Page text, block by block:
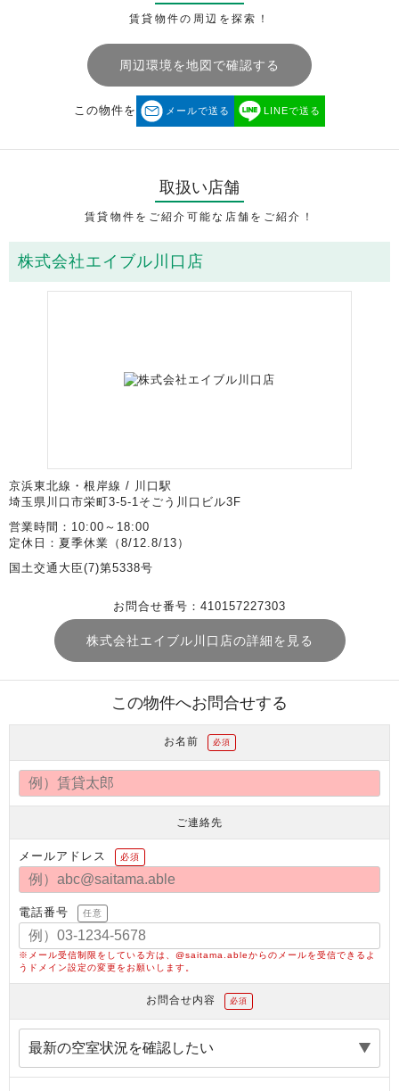
賃貸物件の周辺を探索！
周辺環境を地図で確認する
この物件を メールで送る LINEで送る
取扱い店舗
賃貸物件をご紹介可能な店舗をご紹介！
株式会社エイブル川口店
京浜東北線・根岸線 / 川口駅
埼玉県川口市栄町3-5-1そごう川口ビル3F
営業時間：10:00～18:00
定休日：夏季休業（8/12.8/13）
国土交通大臣(7)第5338号
お問合せ番号：410157227303
株式会社エイブル川口店の詳細を見る
この物件へお問合せする
お名前 必須
ご連絡先
メールアドレス 必須
電話番号 任意
※メール受信制限をしている方は、@saitama.ableからのメールを受信できるよ
うドメイン設定の変更をお願いします。
お問合せ内容 必須